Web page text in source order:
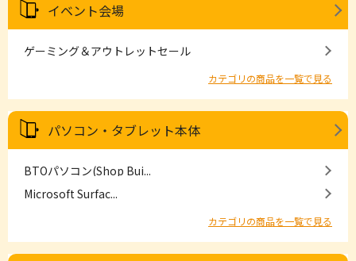
イベント会場
ゲーミング＆アウトレットセール
カテゴリの商品を一覧で見る
パソコン・タブレット本体
BTOパソコン(Shop Bui...
Microsoft Surfac...
カテゴリの商品を一覧で見る